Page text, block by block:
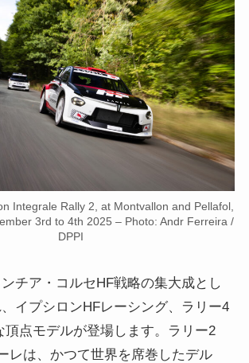
Integrale Rally 2, at Montvallon and Pellafol,
3rd to 4th 2025 – Photo: Andr Ferreira /
DPPI
チア・コルセHF戦略の集大成とし
イプシロンHFレーシング、ラリー4
頂点モデルが登場します。ラリー2
レは、かつて世界を席巻したデル